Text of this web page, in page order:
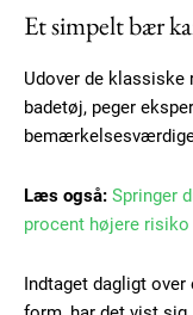
Free
Et simpelt bær
Udover de
badetøj, peger
Læs også: Springer
procent højere
Indtaget dagligt